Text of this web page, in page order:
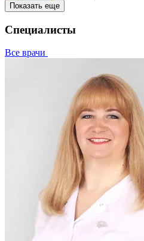
Показать еще
Специалисты
Все врачи